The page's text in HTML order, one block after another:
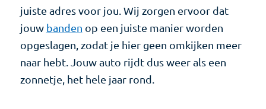
juiste adres voor jou. Wij zorgen ervoor dat
jouw banden op een juiste manier worden
opgeslagen, zodat je hier geen omkijken meer
naar hebt. Jouw auto rijdt dus weer als een
zonnetje, het hele jaar rond.